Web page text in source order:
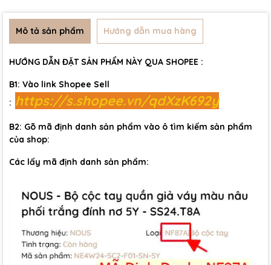
Mô tả sản phẩm Hướng dẫn mua hàng
HƯỚNG DẪN ĐẶT SẢN PHẨM NÀY QUA SHOPEE :
B1: Vào link Shopee Sell
: https://s.shopee.vn/qdXzK692y
B2: Gõ mã định danh sản phẩm vào ô tìm kiếm sản phẩm
của shop:
Các lấy mã định danh sản phẩm: